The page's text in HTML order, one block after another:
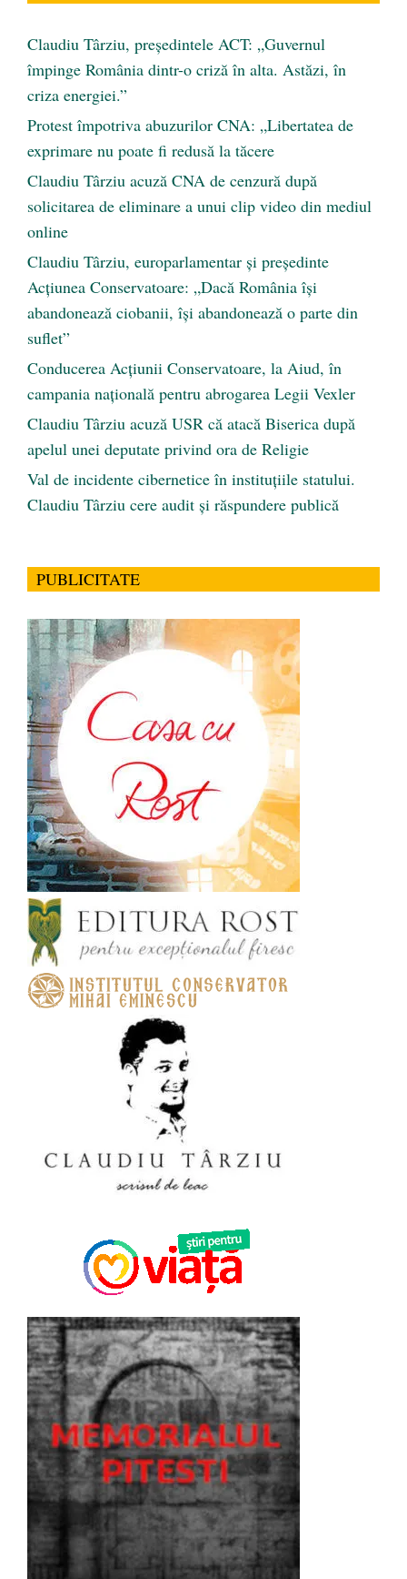
Claudiu Târziu, președintele ACT: „Guvernul
împinge România dintr-o criză în alta. Astăzi, în
criza energiei.”
Protest împotriva abuzurilor CNA: „Libertatea de
exprimare nu poate fi redusă la tăcere
Claudiu Târziu acuză CNA de cenzură după
solicitarea de eliminare a unui clip video din mediul
online
Claudiu Târziu, europarlamentar și președinte
Acțiunea Conservatoare: „Dacă România își
abandonează ciobanii, își abandonează o parte din
suflet”
Conducerea Acțiunii Conservatoare, la Aiud, în
campania națională pentru abrogarea Legii Vexler
Claudiu Târziu acuză USR că atacă Biserica după
apelul unei deputate privind ora de Religie
Val de incidente cibernetice în instituțiile statului.
Claudiu Târziu cere audit și răspundere publică
PUBLICITATE